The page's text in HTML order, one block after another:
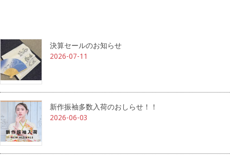
決算セールのお知らせ
2026-07-11
新作振袖多数入荷のおしらせ！！
2026-06-03